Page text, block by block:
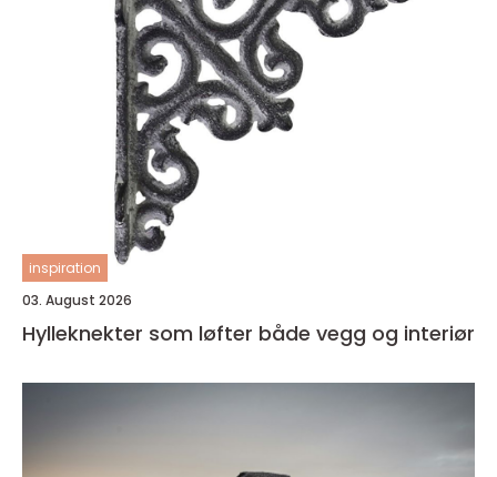
inspiration
03. August 2026
Hylleknekter som løfter både vegg og interiør